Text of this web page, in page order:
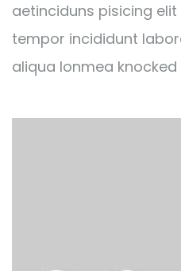
aetinciduns pisicing
tempor incididunt
aliqua lonmea